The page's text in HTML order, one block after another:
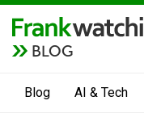
BLOG
Blog AI & Tech